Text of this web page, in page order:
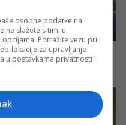
osobne podatke na
ne slažete s tim, u
Potražite vezu pri
lokacije za upravljanje
u postavkama privatnosti i